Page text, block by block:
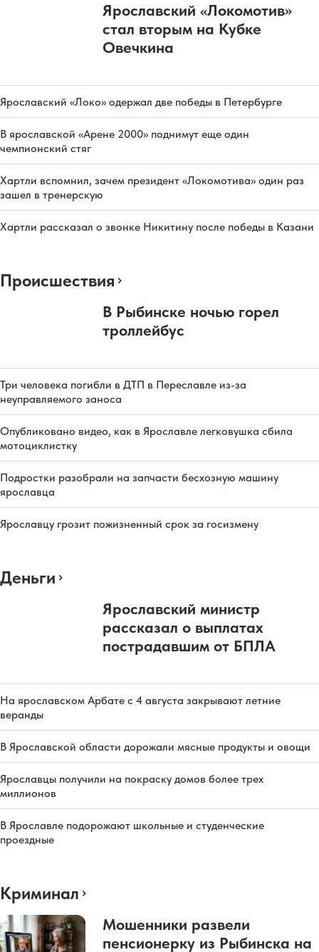
Ярославский «Локомотив»
стал вторым на Кубке
Овечкина
Ярославский «Локо» одержал две победы в Петербурге
В ярославской «Арене 2000» поднимут еще один
чемпионский стяг
Хартли вспомнил, зачем президент «Локомотива» один раз
зашел в тренерскую
Хартли рассказал о звонке Никитину после победы в Казани
Происшествия
В Рыбинске ночью горел
троллейбус
Три человека погибли в ДТП в Переславле из-за
неуправляемого заноса
Опубликовано видео, как в Ярославле легковушка сбила
мотоциклистку
Подростки разобрали на запчасти бесхозную машину
ярославца
Ярославцу грозит пожизненный срок за госизмену
Деньги
Ярославский министр
рассказал о выплатах
пострадавшим от БПЛА
На ярославском Арбате с 4 августа закрывают летние
веранды
В Ярославской области дорожали мясные продукты и овощи
Ярославцы получили на покраску домов более трех
миллионов
В Ярославле подорожают школьные и студенческие
проездные
Криминал
Мошенники развели
пенсионерку из Рыбинска на